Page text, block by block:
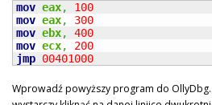
mov eax,
100
mov eax,
300
mov ebx,
400
mov ecx,
200
jmp 00401000
Wprowadź powyższy program do